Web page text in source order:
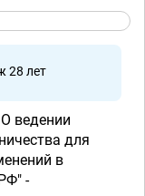
28 лет
ведении
для
в
-